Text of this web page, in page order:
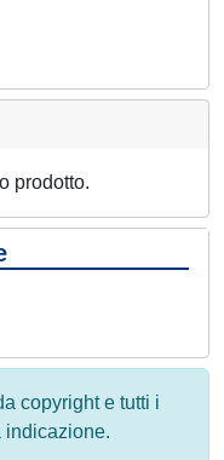
prodotto.
copyright e tutti i
indicazione.